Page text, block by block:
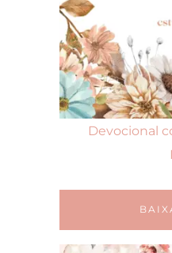
Devocional